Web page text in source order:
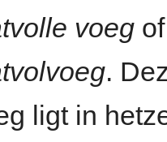
voeg of
.
ligt in